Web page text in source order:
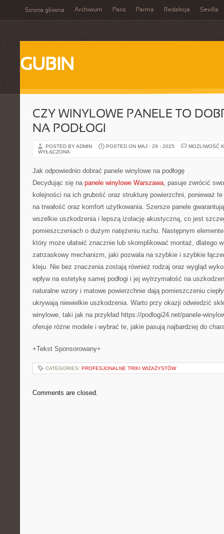
Strona główna Archiwum Paris Parma Redakcja Sevilla
GUBIN
CZY WINYLOWE PANELE TO
NA PODŁOGI
POSTED BY ADMIN POSTED ON MAJ - 29 - 2025
MOŻLIWOŚĆ
WYŁĄCZONA
Jak odpowiednio dobrać panele winylowe na podłogę
Decydując się na panele winylowe Warszawa, pasuje zwrócić
kolejności na ich grubość oraz strukturę powierzchni, ponieważ te
na trwałość oraz komfort użytkowania. Szersze panele
wszelkie uszkodzenia i lepszą izolację akustyczną, co jest
pomieszczeniach o dużym natężeniu ruchu. Następnym
który może ułatwić znacznie lub skomplikować montaż, dlatego
zatrzaskowy mechanizm, jaki pozwala na szybkie i szybkie
kleju. Nie bez znaczenia zostają również rodzaj oraz wygląd
wpływ na estetykę samej podłogi i jej wytrzymałość na
naturalne wzory i matowe powierzchnie dają pomieszczeniu
ukrywają niewielkie uszkodzenia. Warto przy okazji odwiedzić
winylowe, taki jak na przykład https://podlogi24.net/panele-
oferuje różne modele i wybrać te, jakie pasują najbardziej do
+Tekst Sponsorowany+
CATEGORIES: PROFESJONALNE TRIKI WIZAŻYSTÓW
Comments are closed.